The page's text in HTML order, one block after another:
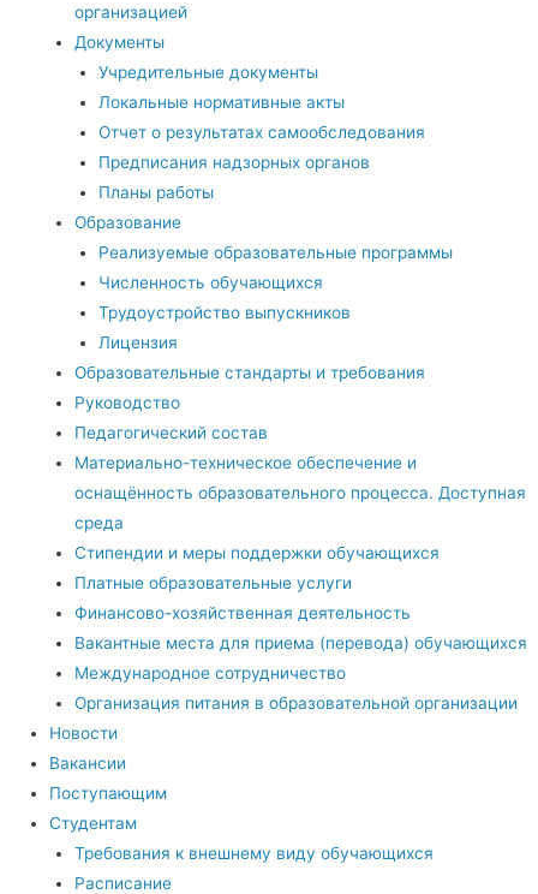
организацией
Документы
Учредительные документы
Локальные нормативные акты
Отчет о результатах самообследования
Предписания надзорных органов
Планы работы
Образование
Реализуемые образовательные программы
Численность обучающихся
Трудоустройство выпускников
Лицензия
Образовательные стандарты и требования
Руководство
Педагогический состав
Материально-техническое обеспечение и
оснащённость образовательного процесса. Доступная
среда
Стипендии и меры поддержки обучающихся
Платные образовательные услуги
Финансово-хозяйственная деятельность
Вакантные места для приема (перевода) обучающихся
Международное сотрудничество
Организация питания в образовательной организации
Новости
Вакансии
Поступающим
Студентам
Требования к внешнему виду обучающихся
Расписание